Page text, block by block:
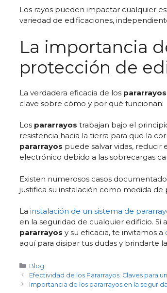
Los rayos pueden impactar cualquier
variedad de edificaciones,
La importancia
protección de
La verdadera eficacia de los pararrayos
clave sobre cómo y por qué funcionan:
Los pararrayos trabajan bajo el
resistencia hacia la tierra para que la
pararrayos puede salvar vidas, reducir
electrónico debido a las sobrecargas
Existen numerosos casos
justifica su instalación como medida de
La instalación de un sistema de
en la seguridad de cualquier edificio.
pararrayos y su eficacia, te invitamos a
aquí para disipar tus dudas y brindarte
Categorías
Blog
Efectividad de los Pararrayos: Claves para
Importancia de los pararrayos en la